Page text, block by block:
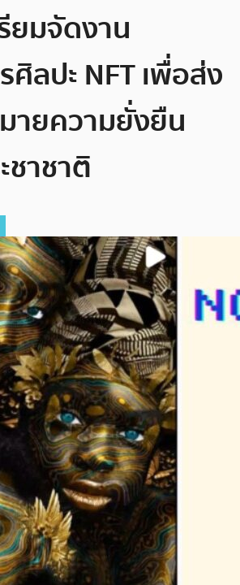
ยมจัดงาน
ลปะ NFT เพื่อส่ง
ายความยั่งยืน
ชาชาติ